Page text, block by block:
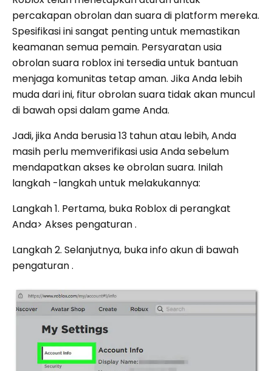
percakapan obrolan dan suara di platform mereka.
Spesifikasi ini sangat penting untuk memastikan
keamanan semua pemain. Persyaratan usia
obrolan suara roblox ini tersedia untuk bantuan
menjaga komunitas tetap aman. Jika Anda lebih
muda dari ini, fitur obrolan suara tidak akan muncul
di bawah opsi dalam game Anda.
Jadi, jika Anda berusia 13 tahun atau lebih, Anda
masih perlu memverifikasi usia Anda sebelum
mendapatkan akses ke obrolan suara. Inilah
langkah -langkah untuk melakukannya:
Langkah 1. Pertama, buka Roblox di perangkat
Anda> Akses pengaturan .
Langkah 2. Selanjutnya, buka info akun di bawah
pengaturan .